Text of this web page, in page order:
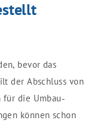
bevor das
der Abschluss von
für die Umbau­
können schon